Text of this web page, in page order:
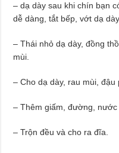
– dạ dày sau khi chín bạn
dễ dàng, tắt bếp, vớt dạ
– Thái nhỏ dạ dày, đồng
mùi.
– Cho dạ dày, rau mùi, đậu
– Thêm giấm, đường,
– Trộn đều và cho ra đĩa.